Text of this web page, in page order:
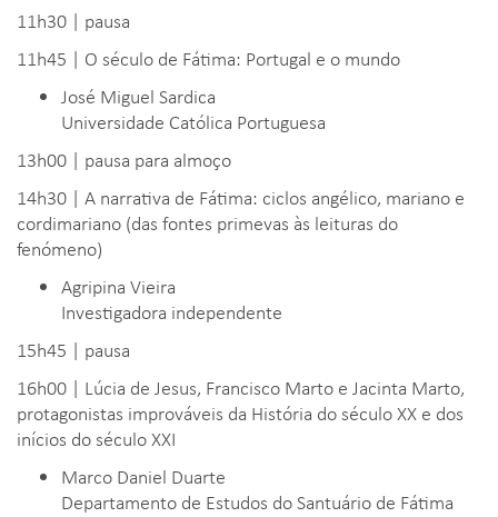
11h30 | pausa
11h45 | O século de Fátima: Portugal e o mundo
José Miguel Sardica
Universidade Católica Portuguesa
13h00 | pausa para almoço
14h30 | A narrativa de Fátima: ciclos angélico, mariano e
cordimariano (das fontes primevas às leituras do
fenómeno)
Agripina Vieira
Investigadora independente
15h45 | pausa
16h00 | Lúcia de Jesus, Francisco Marto e Jacinta Marto,
protagonistas improváveis da História do século XX e dos
inícios do século XXI
Marco Daniel Duarte
Departamento de Estudos do Santuário de Fátima